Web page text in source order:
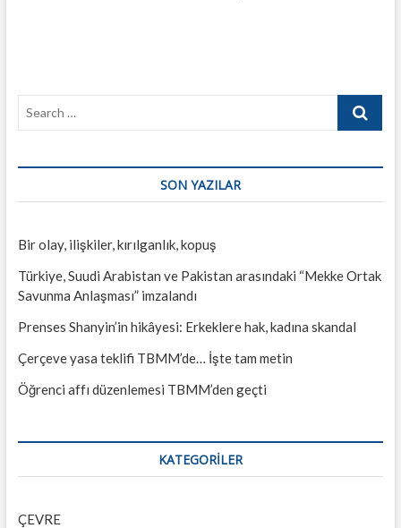
Search
SON YAZILAR
Bir olay, ilişkiler, kırılganlık, kopuş
Türkiye, Suudi Arabistan ve Pakistan arasındaki “Mekke Ortak
Savunma Anlaşması” imzalandı
Prenses Shanyin’in hikâyesi: Erkeklere hak, kadına skandal
Çerçeve yasa teklifi TBMM’de… İşte tam metin
Öğrenci affı düzenlemesi TBMM’den geçti
KATEGORILER
ÇEVRE